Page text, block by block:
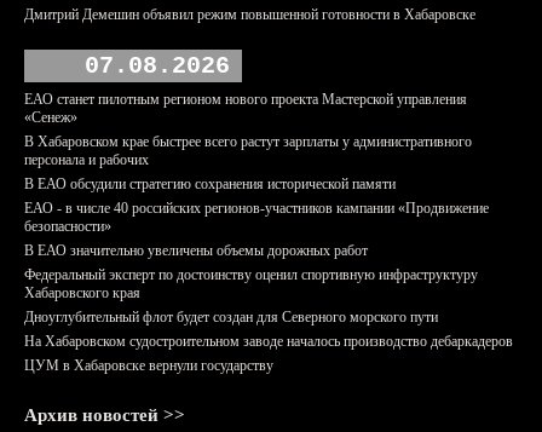
Дмитрий Демешин объявил режим повышенной готовности в Хабаровске
07.08.2026
ЕАО станет пилотным регионом нового проекта Мастерской управления
«Сенеж»
В Хабаровском крае быстрее всего растут зарплаты у административного
персонала и рабочих
В ЕАО обсудили стратегию сохранения исторической памяти
ЕАО - в числе 40 российских регионов-участников кампании «Продвижение
безопасности»
В ЕАО значительно увеличены объемы дорожных работ
Федеральный эксперт по достоинству оценил спортивную инфраструктуру
Хабаровского края
Дноуглубительный флот будет создан для Северного морского пути
На Хабаровском судостроительном заводе началось производство дебаркадеров
ЦУМ в Хабаровске вернули государству
Архив новостей >>